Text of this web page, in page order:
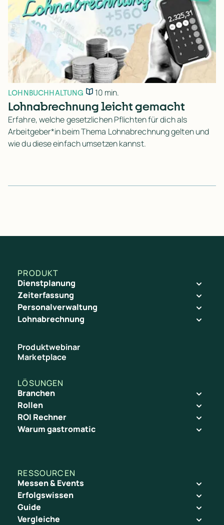
LOHNBUCHHALTUNG 10 min.
Lohnabrechnung leicht gemacht
Erfahre, welche gesetzlichen Pflichten für dich als
Arbeitgeber*in beim Thema Lohnabrechnung gelten und
wie du diese einfach umsetzen kannst.
PRODUKT
Dienstplanung
Zeiterfassung
Personalverwaltung
Lohnabrechnung
Produktwebinar
Marketplace
LÖSUNGEN
Branchen
Rollen
ROI Rechner
Warum gastromatic
RESSOURCEN
Messen & Events
Erfolgswissen
Guide
Vergleiche